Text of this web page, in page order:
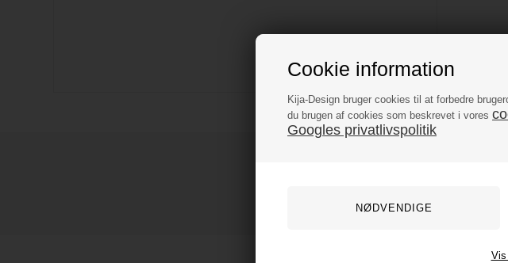
Cookie information
Kija-Design bruger cookies til at forbedre
du brugen af cookies som beskrevet i vores
Googles privatlivspolitik
Vis